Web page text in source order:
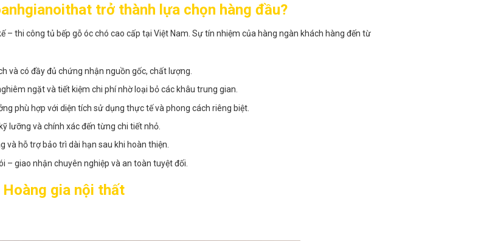
trở thành lựa chọn hàng đầu?
thi công tủ bếp gỗ óc chó cao cấp tại Việt Nam. Sự tín nhiệm của hàng ngàn khách hàng đến từ
và có đầy đủ chứng nhận nguồn gốc, chất lượng.
ngặt và tiết kiệm chi phí nhờ loại bỏ các khâu trung gian.
phù hợp với diện tích sử dụng thực tế và phong cách riêng biệt.
lưỡng và chính xác đến từng chi tiết nhỏ.
và hỗ trợ bảo trì dài hạn sau khi hoàn thiện.
– giao nhận chuyên nghiệp và an toàn tuyệt đối.
gia nội thất